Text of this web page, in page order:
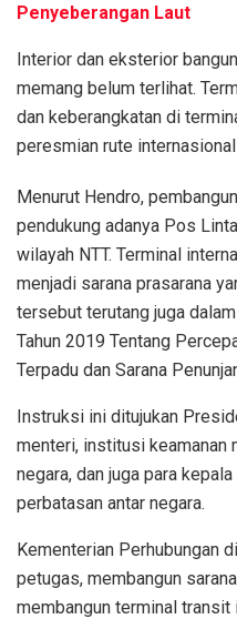
Penyeberangan Laut
Interior dan eksterior
memang belum terlihat.
dan keberangkatan di
peresmian rute
Menurut Hendro,
pendukung adanya Pos
wilayah NTT. Terminal
menjadi sarana prasarana
tersebut terutang juga
Tahun 2019 Tentang
Terpadu dan Sarana
Instruksi ini ditujukan
menteri, institusi keamanan
negara, dan juga para
perbatasan antar negara.
Kementerian Perhubungan
petugas, membangun
membangun terminal